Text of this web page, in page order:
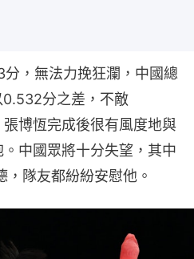
，無法力挽狂瀾，中國總
分之差，不敵
博恆完成後很有風度地與
中國眾將十分失望，其中
隊友都紛紛安慰他。